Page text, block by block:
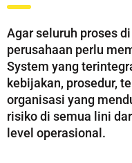
Agar seluruh proses
perusahaan perlu
System yang
kebijakan, prosedur,
organisasi yang
risiko di semua lini
level operasional.